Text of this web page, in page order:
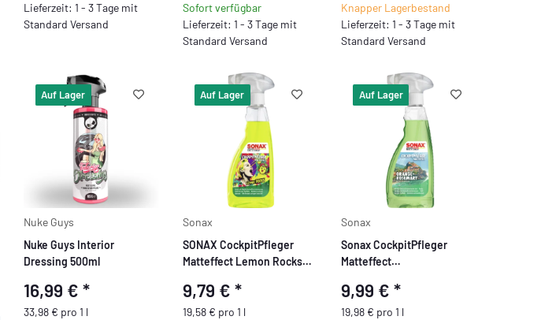
Lieferzeit: 1 - 3 Tage mit
Standard Versand
Sofort verfügbar
Lieferzeit: 1 - 3 Tage mit
Standard Versand
Knapper Lagerbestand
Lieferzeit: 1 - 3 Tage mit
Standard Versand
Auf Lager
Nuke Guys
Nuke Guys Interior
Dressing 500ml
16,99 € *
33,98 € pro 1 l
Auf Lager
Sonax
SONAX CockpitPfleger
Matteffect Lemon Rocks
9,79 € *
19,58 € pro 1 l
Auf Lager
Sonax
Sonax CockpitPfleger
Matteffect
9,99 €*
19,98 € pro 1 l